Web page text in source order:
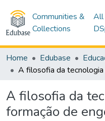
Communities &
Collections
All
Home Edubase
A filosofia da
formação de